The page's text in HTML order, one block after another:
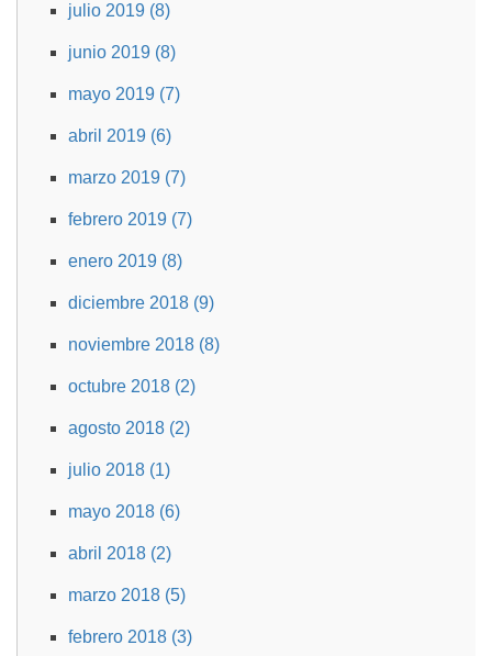
julio 2019 (8)
junio 2019 (8)
mayo 2019 (7)
abril 2019 (6)
marzo 2019 (7)
febrero 2019 (7)
enero 2019 (8)
diciembre 2018 (9)
noviembre 2018 (8)
octubre 2018 (2)
agosto 2018 (2)
julio 2018 (1)
mayo 2018 (6)
abril 2018 (2)
marzo 2018 (5)
febrero 2018 (3)